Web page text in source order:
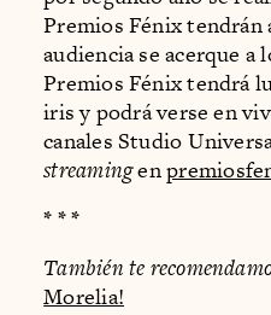
Premios Fénix tendrán
audiencia se acerque a
Premios Fénix tendrá
iris y podrá verse en
canales Studio
streamingen
* * *
También te
Morelia!